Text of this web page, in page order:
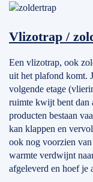
Vlizotrap /
Een vlizotrap, ook
uit het plafond komt.
volgende etage
ruimte kwijt bent dan
producten bestaan
kan klappen en
ook nog voorzien
warmte verdwijnt
afgeleverd en hoef je